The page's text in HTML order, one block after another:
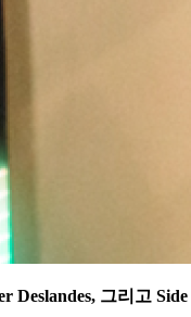
Deslandes, 그리고 Side